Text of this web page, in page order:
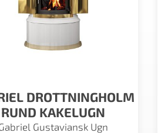
DROTTNINGHOLM
RUND KAKELUGN
Gustaviansk Ugn